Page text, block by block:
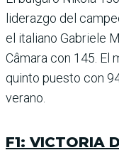
liderazgo del
el italiano Gabriele
Câmara con 145. El
quinto puesto con
verano.
F1: VICTORIA